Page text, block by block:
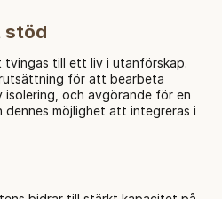
stöd
tvingas till ett liv i utanförskap.
för att bearbeta
isolering, och avgörande för en
dennes möjlighet att integreras i